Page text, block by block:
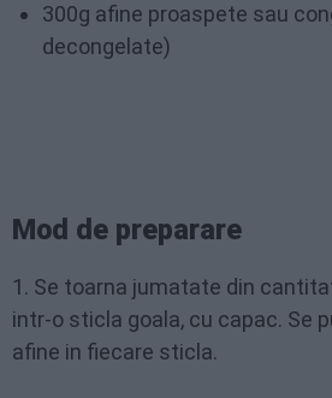
300g afine proaspete sau
decongelate)
Mod de preparare
1. Se toarna jumatate din
intr-o sticla goala, cu capac. Se
afine in fiecare sticla.